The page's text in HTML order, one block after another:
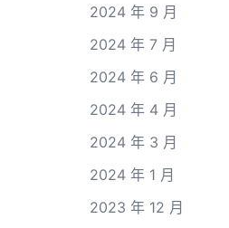
2024 年 9 月
2024 年 7 月
2024 年 6 月
2024 年 4 月
2024 年 3 月
2024 年 1 月
2023 年 12 月